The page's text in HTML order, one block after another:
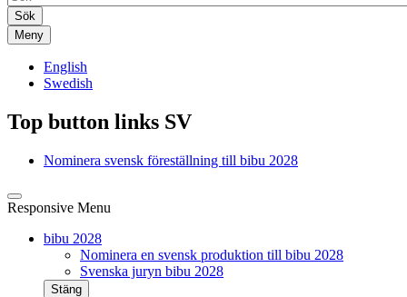
Meny
English
Swedish
Top button links SV
Nominera svensk föreställning till bibu 2028
Responsive Menu
bibu 2028
Nominera en svensk produktion till bibu 2028
Svenska juryn bibu 2028
Stäng